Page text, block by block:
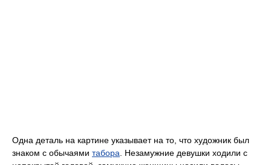
Одна деталь на картине указывает на то, что художник был
знаком с обычаями табора . Незамужние девушки ходили с